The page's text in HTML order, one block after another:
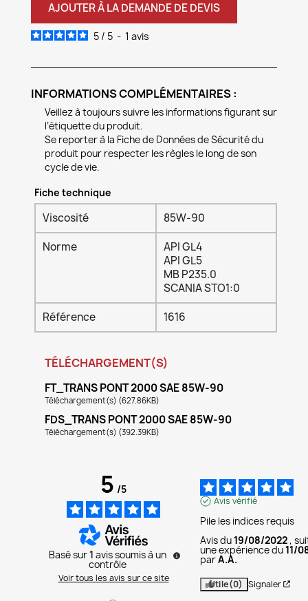
AJOUTER À LA DEMANDE DE DEVIS
5 / 5 - 1 avis
INFORMATIONS COMPLÉMENTAIRES :
Veillez à toujours suivre les informations figurant sur
l’étiquette du produit.
Se reporter à la Fiche de Données de Sécurité du
produit pour respecter les règles le long de son
cycle de vie.
Fiche technique
Viscosité
85W-90
Norme
API GL4
API GL5
MB P235.0
SCANIA STO1:0
Référence
1616
TÉLÉCHARGEMENT(S)
FT_TRANS PONT 2000 SAE 85W-90
Téléchargement(s) (627.86KB)
FDS_TRANS PONT 2000 SAE 85W-90
Téléchargement(s) (392.39KB)
5/5
Basé sur1 avis soumis à un
contrôle
Voir tous les avis sur ce site
Avis vérifié
Pile les indices requis
Avis du19/08/2022 ,
une expérience du11/
parA.A.
Utile(0) Signaler